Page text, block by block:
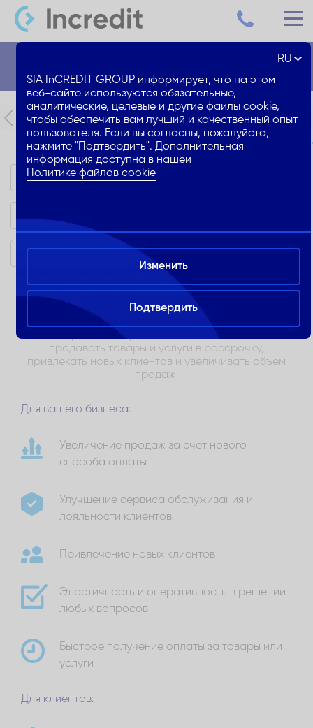
Как оформить кредит Как оплатить кредит
Преимущества
Медиякит
Преимущества
Партнерская программа позволяет компаниям
продавать товары и услуги в рассрочку,
привлекать новых клиентов и увеличивать объем
продаж.
Для вашего бизнеса:
Увеличение продаж за счет нового
способа оплаты
Улучшение сервиса обслуживания и
лояльности клиентов
Привлечение новых клиентов
Эластичность и оперативность в решении
любых вопросов
Быстрое получение оплаты за товары или
услуги
Для клиентов:
RU
SIA InCREDIT GROUP информирует, что на этом
веб-сайте используются обязательные,
аналитические, целевые и другие файлы cookie,
чтобы обеспечить вам лучший и качественный опыт
пользователя. Если вы согласны, пожалуйста,
нажмите "Подтвердить". Дополнительная
информация доступна в нашей
Политике файлов cookie
Изменить
Подтвердить